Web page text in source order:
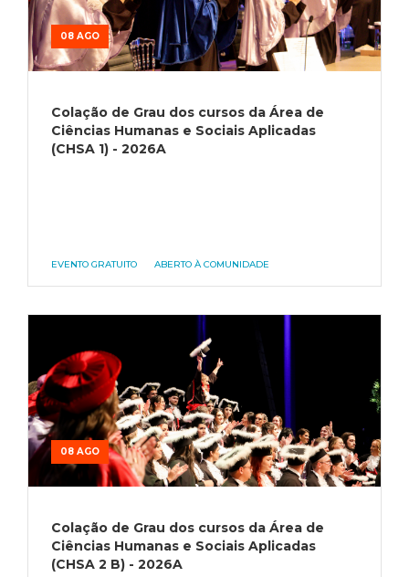
08 AGO
Colação de Grau dos cursos da Área de
Ciências Humanas e Sociais Aplicadas
(CHSA 1) - 2026A
EVENTO GRATUITO ABERTO À COMUNIDADE
08 AGO
Colação de Grau dos cursos da Área de
Ciências Humanas e Sociais Aplicadas
(CHSA 2 B) - 2026A